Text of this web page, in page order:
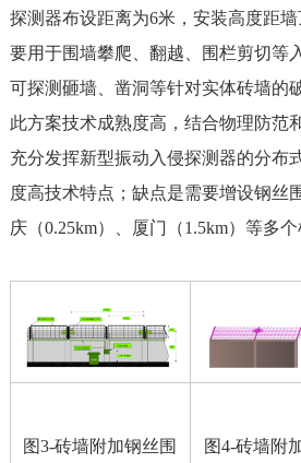
探测器布设距离为6米，安装高度距
要用于围墙攀爬、翻越、围栏剪切等
可探测砸墙、凿洞等针对实体砖墙的
此方案技术成熟度高，结合物理防范
充分发挥新型振动入侵探测器的分布
度高技术特点；缺点是需要增设钢丝
庆（0.25km）、厦门（1.5km）等多
图3-砖墙附加钢丝围
图4-砖墙附